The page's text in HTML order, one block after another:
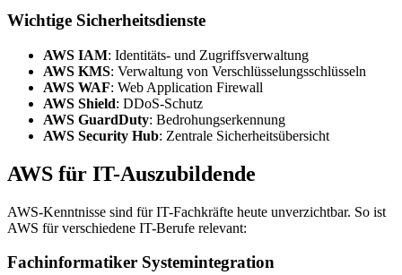
Wichtige Sicherheitsdienste
AWS IAM: Identitäts- und Zugriffsverwaltung
AWS KMS: Verwaltung von Verschlüsselungsschlüsseln
AWS WAF: Web Application Firewall
AWS Shield: DDoS-Schutz
AWS GuardDuty: Bedrohungserkennung
AWS Security Hub: Zentrale Sicherheitsübersicht
AWS für IT-Auszubildende
AWS-Kenntnisse sind für IT-Fachkräfte heute unverzichtbar. So ist
AWS für verschiedene IT-Berufe relevant:
Fachinformatiker Systemintegration